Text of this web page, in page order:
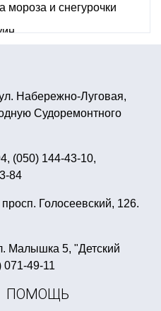
мороза и снегурочки
купить
цена
холодное сердце
стиле
для женщин купить
киев
маша и медведь
звездные войны
Набережно-Луговая,
Судоремонтного
(050) 144-43-10,
84
просп. Голосеевский, 126.
Малышка 5, "Детский
071-49-11
ПОМОЩЬ